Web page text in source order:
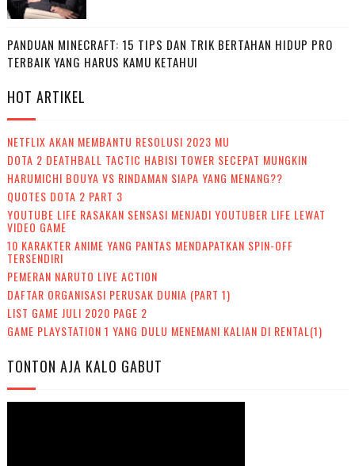
PANDUAN MINECRAFT: 15 TIPS DAN TRIK BERTAHAN HIDUP PRO
TERBAIK YANG HARUS KAMU KETAHUI
HOT ARTIKEL
NETFLIX AKAN MEMBANTU RESOLUSI 2023 MU
DOTA 2 DEATHBALL TACTIC HABISI TOWER SECEPAT MUNGKIN
HARUMICHI BOUYA VS RINDAMAN SIAPA YANG MENANG??
QUOTES DOTA 2 PART 3
YOUTUBE LIFE RASAKAN SENSASI MENJADI YOUTUBER LIFE LEWAT
VIDEO GAME
10 KARAKTER ANIME YANG PANTAS MENDAPATKAN SPIN-OFF
TERSENDIRI
PEMERAN NARUTO LIVE ACTION
DAFTAR ORGANISASI PERUSAK DUNIA (PART 1)
LIST GAME JULI 2020 PAGE 2
GAME PLAYSTATION 1 YANG DULU MENEMANI KALIAN DI RENTAL(1)
TONTON AJA KALO GABUT